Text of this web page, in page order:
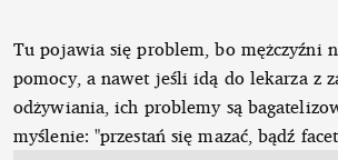
Tu pojawia się problem, bo mężczyźni
pomocy, a nawet jeśli idą do lekarza z
odżywiania, ich problemy są
myślenie: "przestań się mazać, bądź